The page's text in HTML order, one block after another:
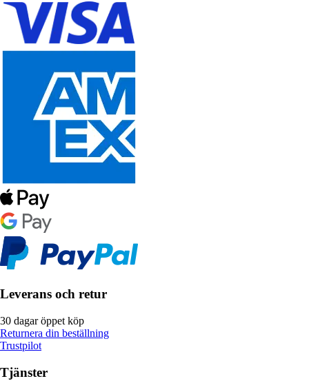
Leverans och retur
30 dagar öppet köp
Returnera din beställning
Trustpilot
Tjänster